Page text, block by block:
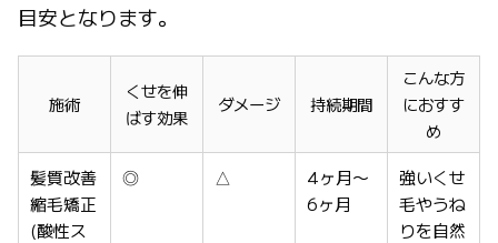
目安となります。
施術
くせを伸
ばす効果
ダメージ 持続期間
こんな方
におすす
め
髪質改善
縮毛矯正
(酸性ス
◎ △
4ヶ月〜
6ヶ月
強いくせ
毛やうね
りを自然